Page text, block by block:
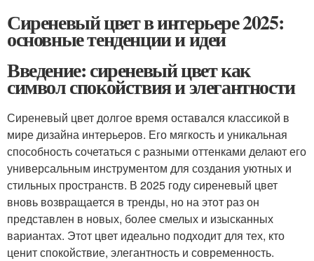
Сиреневый цвет в интерьере 2025:
основные тенденции и идеи
Введение: сиреневый цвет как
символ спокойствия и элегантности
Сиреневый цвет долгое время оставался классикой в
мире дизайна интерьеров. Его мягкость и уникальная
способность сочетаться с разными оттенками делают его
универсальным инструментом для создания уютных и
стильных пространств. В 2025 году сиреневый цвет
вновь возвращается в тренды, но на этот раз он
представлен в новых, более смелых и изысканных
вариантах. Этот цвет идеально подходит для тех, кто
ценит спокойствие, элегантность и современность.